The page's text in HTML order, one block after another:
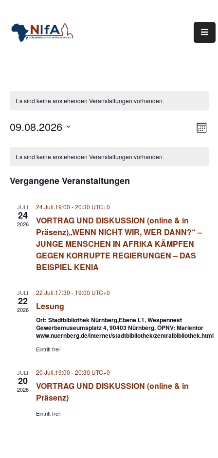
Über
Termine
Links
Mediathek
Es sind keine anstehenden Veranstaltungen vorhanden.
09.08.2026
wählen.
Veranstaltungen
Es sind keine anstehenden Veranstaltungen vorhanden.
Vergangene Veranstaltungen
JULI
24
2026
24 Juli.19:00 -20:30 UTC+0
VORTRAG UND DISKUSSION (online & in
Präsenz)„WENN NICHT WIR, WER DANN?“ –
JUNGE MENSCHEN IN AFRIKA KÄMPFEN
GEGEN KORRUPTE REGIERUNGEN – DAS
BEISPIEL KENIA
JULI
22
2026
22 Juli.17:30 - 19:00 UTC+0
Lesung
Ort: Stadtbibliothek Nürnberg,Ebene L1, Wespennest
Gewerbemuseumsplatz 4, 90403 Nürnberg, ÖPNV: Marientor
www.nuernberg.de/internet/stadtbibliothek/zentralbibliothek.html
Eintritt frei!
JULI
20
2026
20 Juli.19:00 -20:30 UTC+0
VORTRAG UND DISKUSSION (online & in
Präsenz)
Eintritt frei!